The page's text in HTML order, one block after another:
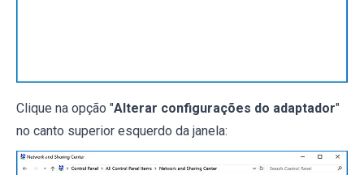
Clique na opção "Alterar configurações do adaptador"
no canto superior esquerdo da janela: